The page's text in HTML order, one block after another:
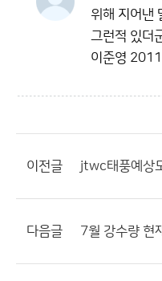
위해 지어낸
그런적 있더
이준영
이전글 jtwc태풍예상
다음글 7월 강수량